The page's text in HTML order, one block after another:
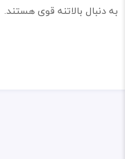
به دنبال بالاتنه قوی هستند.